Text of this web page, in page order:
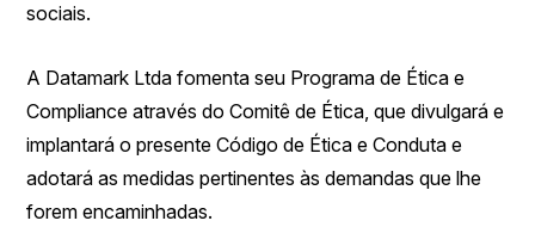
sociais.
A Datamark Ltda fomenta seu Programa de Ética e
Compliance através do Comitê de Ética, que divulgará e
implantará o presente Código de Ética e Conduta e
adotará as medidas pertinentes às demandas que lhe
forem encaminhadas.